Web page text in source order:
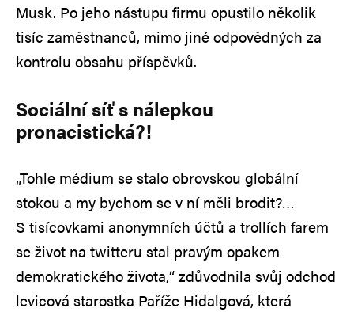
Musk. Po jeho nástupu firmu opustilo několik
tisíc zaměstnanců, mimo jiné odpovědných za
kontrolu obsahu příspěvků.
Sociální síť s nálepkou
pronacistická?!
„Tohle médium se stalo obrovskou globální
stokou a my bychom se v ní měli brodit?…
S tisícovkami anonymních účtů a trollích farem
se život na twitteru stal pravým opakem
demokratického života,“ zdůvodnila svůj odchod
levicová starostka Paříže Hidalgová, která